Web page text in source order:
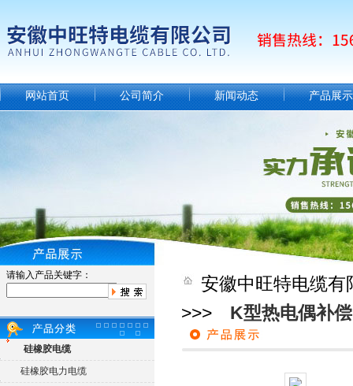
网站首页 公司简介 新闻动态 产品展示
请输入产品关键字：
硅橡胶电缆
硅橡胶电力电缆
安徽中旺特电缆
>>> K型热电偶补